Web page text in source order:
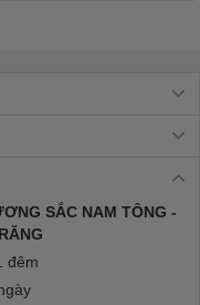
SẮC NAM TÔNG -
đêm